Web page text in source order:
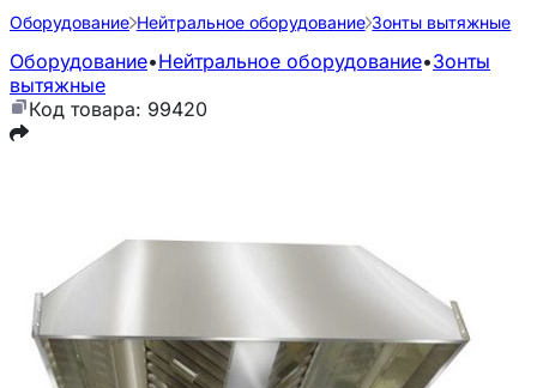
Оборудование Нейтральное оборудование Зонты вытяжные
Оборудование•Нейтральное оборудование•Зонты
вытяжные
Код товара: 99420